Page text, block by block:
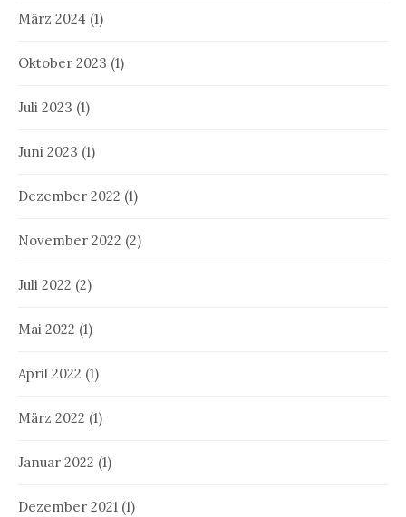
März 2024 (1)
Oktober 2023 (1)
Juli 2023 (1)
Juni 2023 (1)
Dezember 2022 (1)
November 2022 (2)
Juli 2022 (2)
Mai 2022 (1)
April 2022 (1)
März 2022 (1)
Januar 2022 (1)
Dezember 2021 (1)